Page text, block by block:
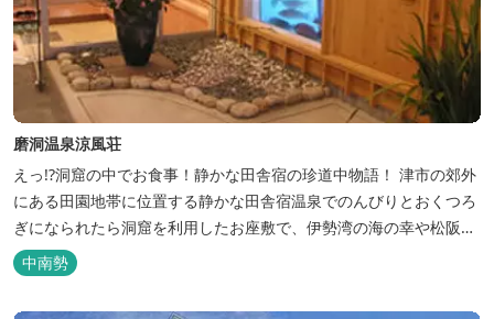
磨洞温泉涼風荘
えっ!?洞窟の中でお食事！静かな田舎宿の珍道中物語！ 津市の郊外
にある田園地帯に位置する静かな田舎宿温泉でのんびりとおくつろ
ぎになられたら洞窟を利用したお座敷で、伊勢湾の海の幸や松阪肉
を山海賊焼きをお召し上がりいただけます。年中20度前後の天然空
調、お客様を不思議な空間にご案内！ ご宴会には、大広間で和食会
席、日帰り入浴＆お食事ＯＫ。 温泉は、津に来て津の湯をお楽しみ
中南勢